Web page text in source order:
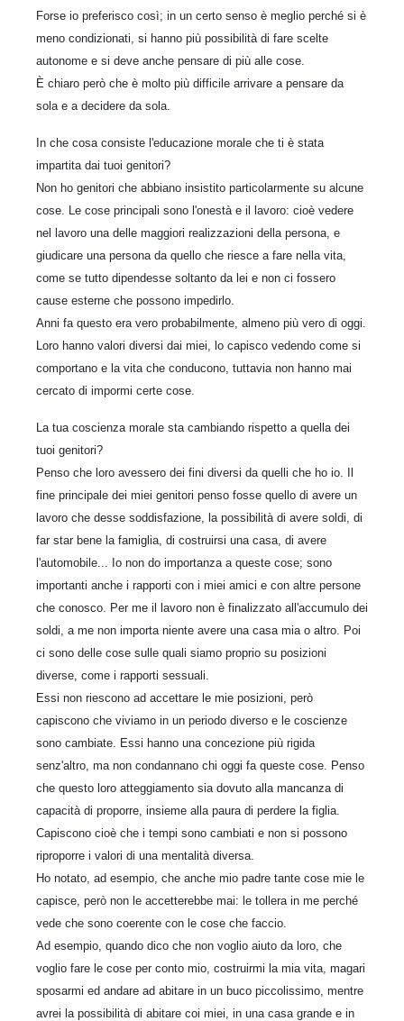
Forse io preferisco così; in un certo senso è meglio perché si è
meno condizionati, si hanno più possibilità di fare scelte
autonome e si deve anche pensare di più alle cose.
È chiaro però che è molto più difficile arrivare a pensare da
sola e a decidere da sola.
In che cosa consiste l'educazione morale che ti è stata
impartita dai tuoi genitori?
Non ho genitori che abbiano insistito particolarmente su alcune
cose. Le cose principali sono l'onestà e il lavoro: cioè vedere
nel lavoro una delle maggiori realizzazioni della persona, e
giudicare una persona da quello che riesce a fare nella vita,
come se tutto dipendesse soltanto da lei e non ci fossero
cause esterne che possono impedirlo.
Anni fa questo era vero probabilmente, almeno più vero di oggi.
Loro hanno valori diversi dai miei, lo capisco vedendo come si
comportano e la vita che conducono, tuttavia non hanno mai
cercato di impormi certe cose.
La tua coscienza morale sta cambiando rispetto a quella dei
tuoi genitori?
Penso che loro avessero dei fini diversi da quelli che ho io. Il
fine principale dei miei genitori penso fosse quello di avere un
lavoro che desse soddisfazione, la possibilità di avere soldi, di
far star bene la famiglia, di costruirsi una casa, di avere
l'automobile... Io non do importanza a queste cose; sono
importanti anche i rapporti con i miei amici e con altre persone
che conosco. Per me il lavoro non è finalizzato all'accumulo dei
soldi, a me non importa niente avere una casa mia o altro. Poi
ci sono delle cose sulle quali siamo proprio su posizioni
diverse, come i rapporti sessuali.
Essi non riescono ad accettare le mie posizioni, però
capiscono che viviamo in un periodo diverso e le coscienze
sono cambiate. Essi hanno una concezione più rigida
senz'altro, ma non condannano chi oggi fa queste cose. Penso
che questo loro atteggiamento sia dovuto alla mancanza di
capacità di proporre, insieme alla paura di perdere la figlia.
Capiscono cioè che i tempi sono cambiati e non si possono
riproporre i valori di una mentalità diversa.
Ho notato, ad esempio, che anche mio padre tante cose mie le
capisce, però non le accetterebbe mai: le tollera in me perché
vede che sono coerente con le cose che faccio.
Ad esempio, quando dico che non voglio aiuto da loro, che
voglio fare le cose per conto mio, costruirmi la mia vita, magari
sposarmi ed andare ad abitare in un buco piccolissimo, mentre
avrei la possibilità di abitare coi miei, in una casa grande e in